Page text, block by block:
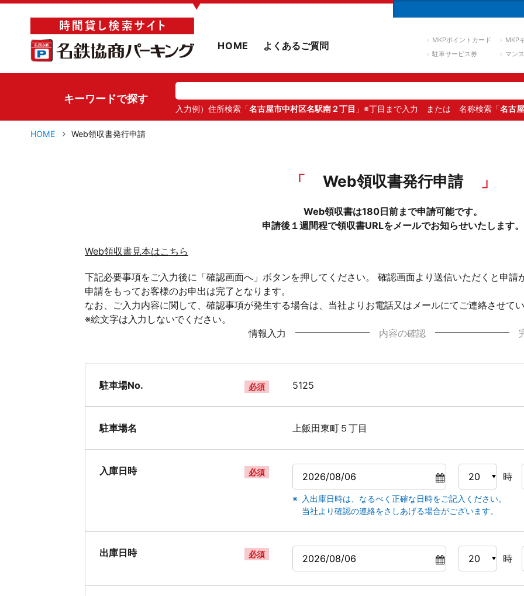
▼
HOME よくあるご質問 MKPポイントカード
MKP
駐車サービス券
マン
キーワードで探す
入力例）住所検索「名古屋市中村区名駅南２丁目 」※丁目まで入力 または 名称検索「名古
HOME Web領収書発行申請
Web領収書発行申請
Web領収書は180日前まで申請可能です。
申請後１週間程で領収書URLをメールでお知らせいたします。
Web領収書見本はこちら
下記必要事項をご入力後に「確認画面へ」ボタンを押してください。 確認画面より送信いただくと申請
申請をもってお客様のお申出は完了となります。
なお、ご入力内容に関して、確認事項が発生する場合は、当社よりお電話又はメールにてご連絡させて
※絵文字は入力しないでください。
情報入力
内容の確認
駐車場No. 必須 5125
駐車場名 上飯田東町５丁目
入庫日時 必須 時
入出庫日時は、なるべく正確な日時をご記入ください。
当社より確認の連絡をさしあげる場合がございます。
出庫日時 必須 時